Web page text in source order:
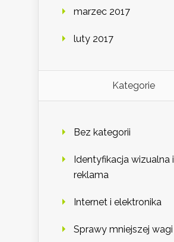
marzec 2017
luty 2017
Kategorie
Bez kategorii
Identyfikacja wizualna i
reklama
Internet i elektronika
Sprawy mniejszej wagi